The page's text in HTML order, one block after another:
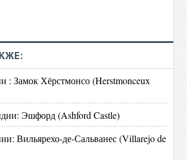
: Замок Хёрстмонсо (Herstmonceux
Эшфорд (Ashford Castle)
Вильярехо-де-Сальванес (Villarejo de